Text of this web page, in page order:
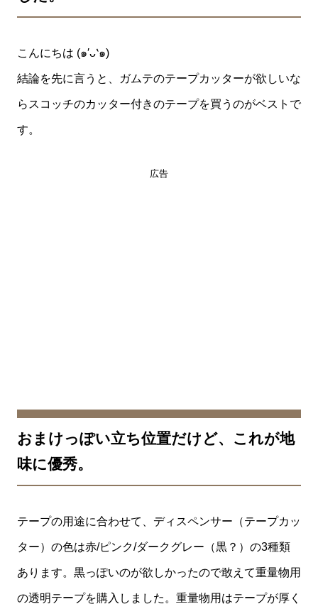
こんにちは (๑′ᴗ‵๑)
結論を先に言うと、ガムテのテープカッターが欲しいな
らスコッチのカッター付きのテープを買うのがベストで
す。
広告
おまけっぽい立ち位置だけど、これが地
味に優秀。
テープの用途に合わせて、ディスペンサー（テープカッ
ター）の色は赤/ピンク/ダークグレー（黒？）の3種類
あります。黒っぽいのが欲しかったので敢えて重量物用
の透明テープを購入しました。重量物用はテープが厚く